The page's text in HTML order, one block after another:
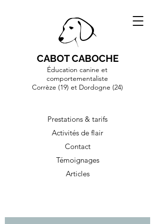
CABOT CABOCHE
Éducation canine et
comportementaliste
Corrèze (19) et Dordogne (24)
Prestations & tarifs
Activités de flair
Contact
Témoignages
Articles